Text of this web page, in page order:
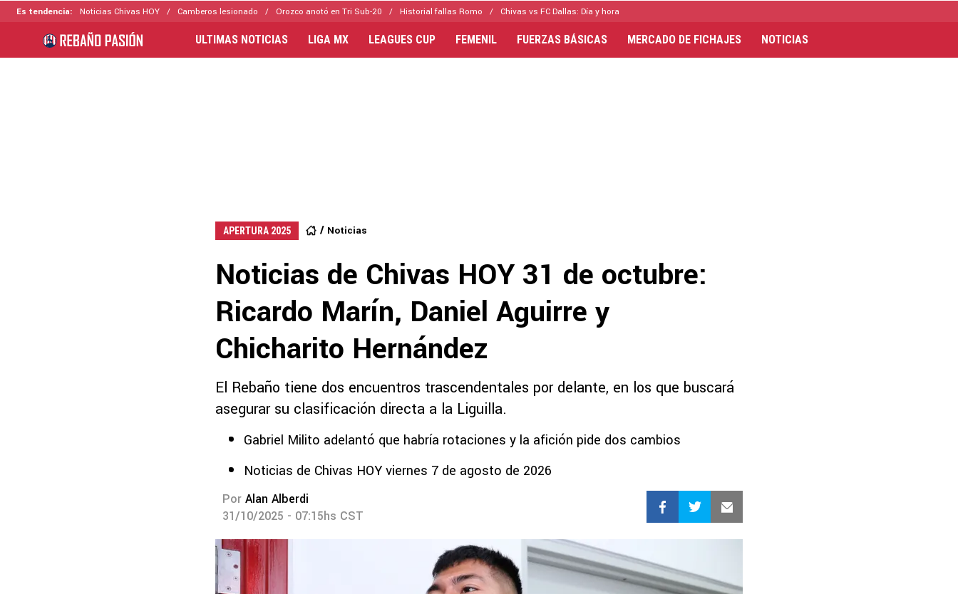
Es tendencia: Noticias Chivas HOY Camberos lesionado Orozco anotó en Tri Sub-20 Historial fallas Romo Chivas vs FC Dallas: Día y hora
ULTIMAS NOTICIAS LIGA MX LEAGUES CUP FEMENIL FUERZAS BÁSICAS MERCADO DE FICHAJES NOTICIAS
APERTURA 2025 Noticias
Noticias de Chivas HOY 31 de octubre:
Ricardo Marín, Daniel Aguirre y
Chicharito Hernández
El Rebaño tiene dos encuentros trascendentales por delante, en los que buscará
asegurar su clasificación directa a la Liguilla.
Gabriel Milito adelantó que habría rotaciones y la afición pide dos cambios
Noticias de Chivas HOY viernes 7 de agosto de 2026
Por Alan Alberdi
31/10/2025 - 07:15hs CST